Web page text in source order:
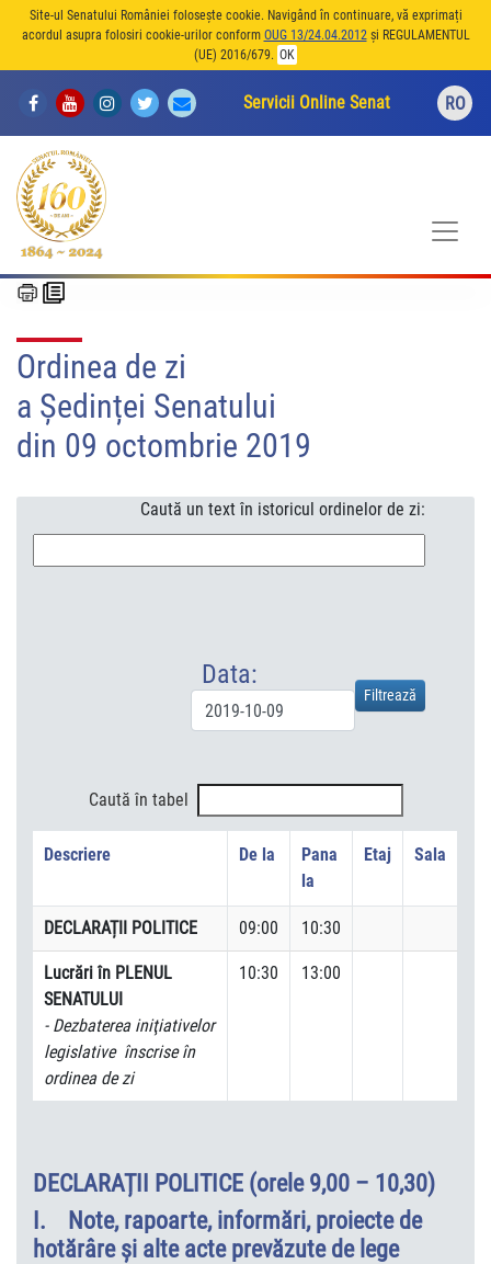
Site-ul Senatului României folosește cookie. Navigând în continuare, vă exprimați
acordul asupra folosiri cookie-urilor conform OUG 13/24.04.2012și REGULAMENTUL
(UE) 2016/679. OK
Servicii Online Senat RO
Ordinea de zi
a Ședinței Senatului
din 09 octombrie 2019
Caută un text în istoricul ordinelor de zi:
Data:
Caută în tabel
Descriere De la
Pana
la
Etaj Sala
DECLARAȚII POLITICE 09:00 10:30
Lucrări în PLENUL
SENATULUI
- Dezbaterea iniţiativelor
legislative înscrise în
ordinea de zi
10:30 13:00
DECLARAȚII POLITICE (orele 9,00 – 10,30)
I. Note, rapoarte, informări, proiecte de
hotărâre şi alte acte prevăzute de lege